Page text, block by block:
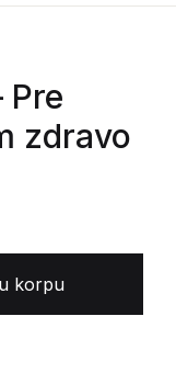
Pre
zdravo
korpu